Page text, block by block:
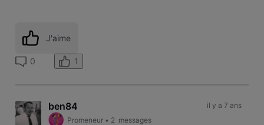
J'aime
0 1
ben84
Promeneur • 2 messages
il y a 7 ans